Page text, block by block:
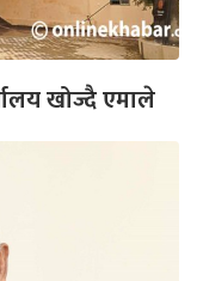
खोज्दै एमाले